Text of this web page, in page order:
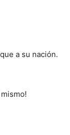
a su nación.